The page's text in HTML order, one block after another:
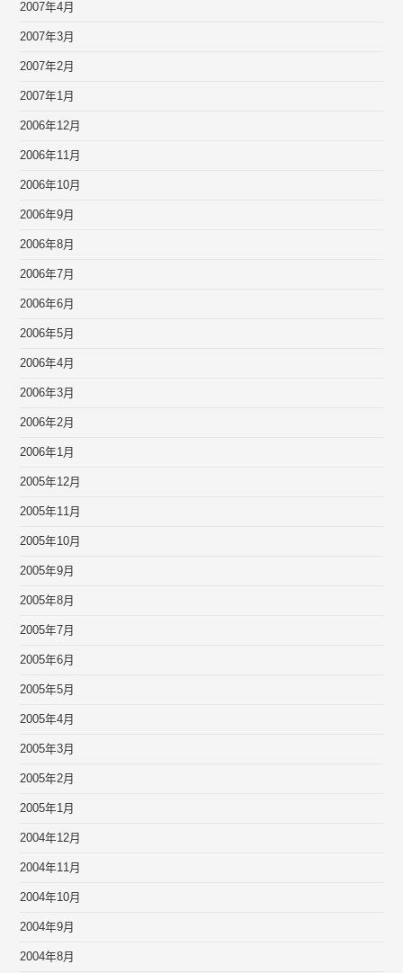
2007年4月
2007年3月
2007年2月
2007年1月
2006年12月
2006年11月
2006年10月
2006年9月
2006年8月
2006年7月
2006年6月
2006年5月
2006年4月
2006年3月
2006年2月
2006年1月
2005年12月
2005年11月
2005年10月
2005年9月
2005年8月
2005年7月
2005年6月
2005年5月
2005年4月
2005年3月
2005年2月
2005年1月
2004年12月
2004年11月
2004年10月
2004年9月
2004年8月